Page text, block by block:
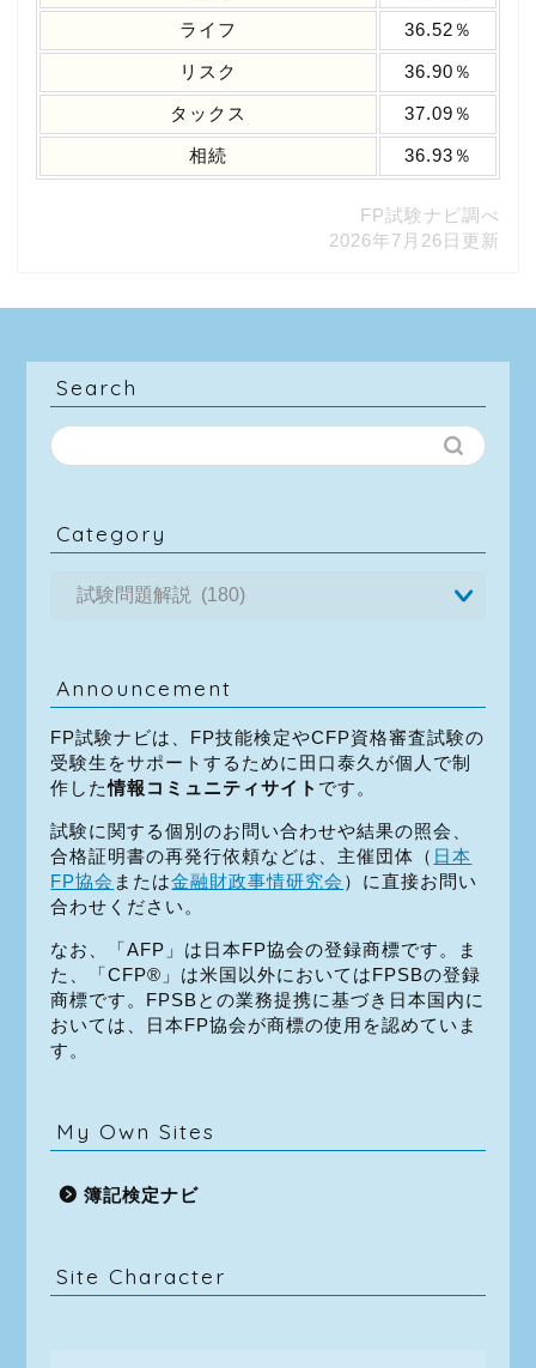
ライフ 36.52％
リスク 36.90％
タックス 37.09％
相続 36.93％
FP試験ナビ調べ
2026年7月26日更新
Search
Category
Announcement
FP試験ナビは、FP技能検定やCFP資格審査試験の
受験生をサポートするために田口泰久が個人で制
作した情報コミュニティサイト です。
試験に関する個別のお問い合わせや結果の照会、
合格証明書の再発行依頼などは、主催団体（ 日本
FP協会 または金融財政事情研究会 ）に直接お問い
合わせください。
なお、「AFP」は日本FP協会の登録商標です。ま
た、「CFP®」は米国以外においてはFPSBの登録
商標です。FPSBとの業務提携に基づき日本国内に
おいては、日本FP協会が商標の使用を認めていま
す。
My Own Sites
簿記検定ナビ
Site Character